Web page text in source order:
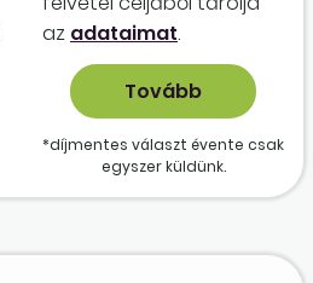
az adataimat.
*díjmentes választ évente csak
egyszer küldünk.